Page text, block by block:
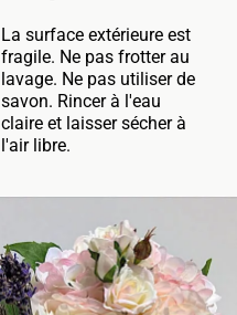
La surface extérieure est
fragile. Ne pas frotter au
lavage. Ne pas utiliser de
savon. Rincer à l'eau
claire et laisser sécher à
l'air libre.